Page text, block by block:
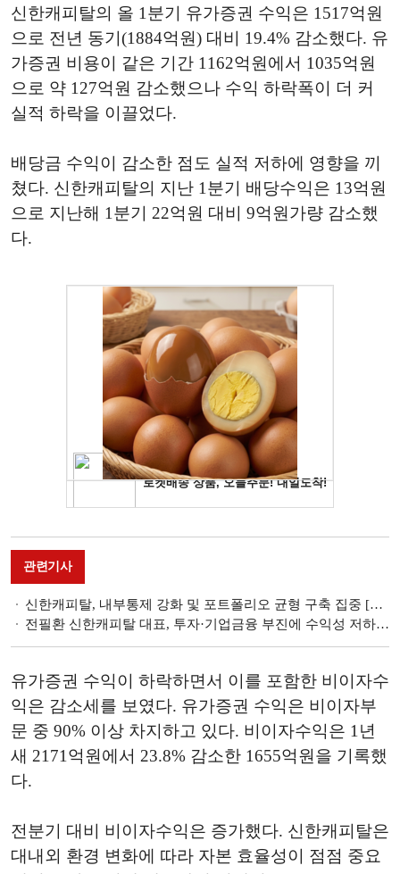
신한캐피탈의 올 1분기 유가증권 수익은 1517억원
으로 전년 동기(1884억원) 대비 19.4% 감소했다. 유
가증권 비용이 같은 기간 1162억원에서 1035억원
으로 약 127억원 감소했으나 수익 하락폭이 더 커
실적 하락을 이끌었다.
배당금 수익이 감소한 점도 실적 저하에 영향을 끼
쳤다. 신한캐피탈의 지난 1분기 배당수익은 13억원
으로 지난해 1분기 22억원 대비 9억원가량 감소했
다.
관련기사
신한캐피탈, 내부통제 강화 및 포트폴리오 균형 구축 집중 [캐피탈사 2025년 주요 사업전략]
전필환 신한캐피탈 대표, 투자·기업금융 부진에 수익성 저하...올해 내실 다지기 총력 [금융사 2024 실적]
유가증권 수익이 하락하면서 이를 포함한 비이자수
익은 감소세를 보였다. 유가증권 수익은 비이자부
문 중 90% 이상 차지하고 있다. 비이자수익은 1년
새 2171억원에서 23.8% 감소한 1655억원을 기록했
다.
전분기 대비 비이자수익은 증가했다. 신한캐피탈은
대내외 환경 변화에 따라 자본 효율성이 점점 중요